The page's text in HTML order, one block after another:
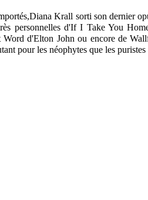
Krall sorti son dernier
personnelles d'If I Take You
Word d'Elton John ou encore de
pour les néophytes que les puristes